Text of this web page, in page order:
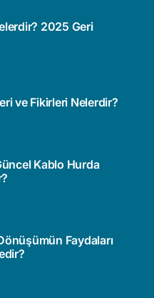
2025 Geri
ve Fikirleri Nelerdir?
Kablo Hurda
Faydaları